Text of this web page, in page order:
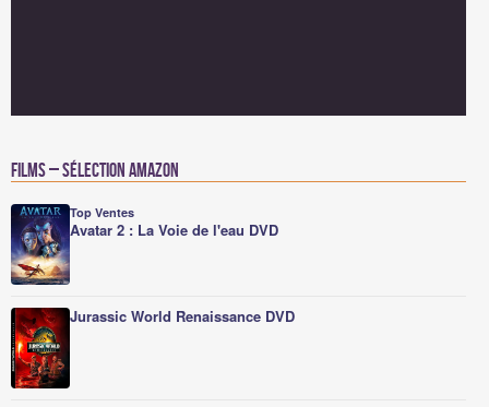
Films – Sélection Amazon
Top Ventes
Avatar 2 : La Voie de l'eau DVD
Jurassic World Renaissance DVD